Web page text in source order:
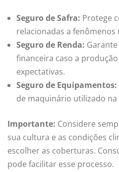
Seguro de Safra: Protege
relacionadas a fenômenos
Seguro de Renda:
financeira caso a
expectativas.
Seguro de Equipamentos:
de maquinário utilizado
Importante: Considere
sua cultura e as condições
escolher as coberturas.
pode facilitar esse processo.